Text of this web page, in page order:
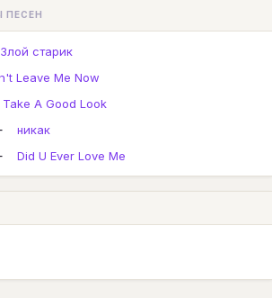
ПЕСЕН
Злой старик
Leave Me Now
Take A Good Look
никак
Did U Ever Love Me